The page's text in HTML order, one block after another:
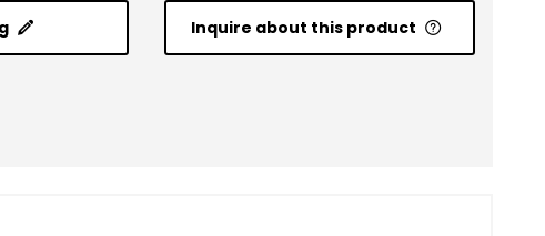
Inquire about this product